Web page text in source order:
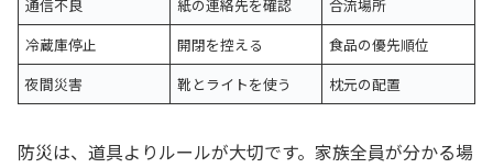
通信不良 紙の連絡先を確認
合流場所
冷蔵庫停止
開閉を控える
食品の優先順位
夜間災害
靴とライトを使う 枕元の配置
防災は、道具よりルールが大切です。家族全員が分かる場